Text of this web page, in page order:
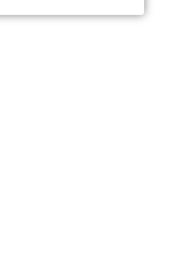
poloneses. 464 adolescentes,